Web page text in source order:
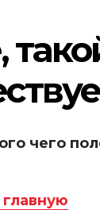
чего
главную